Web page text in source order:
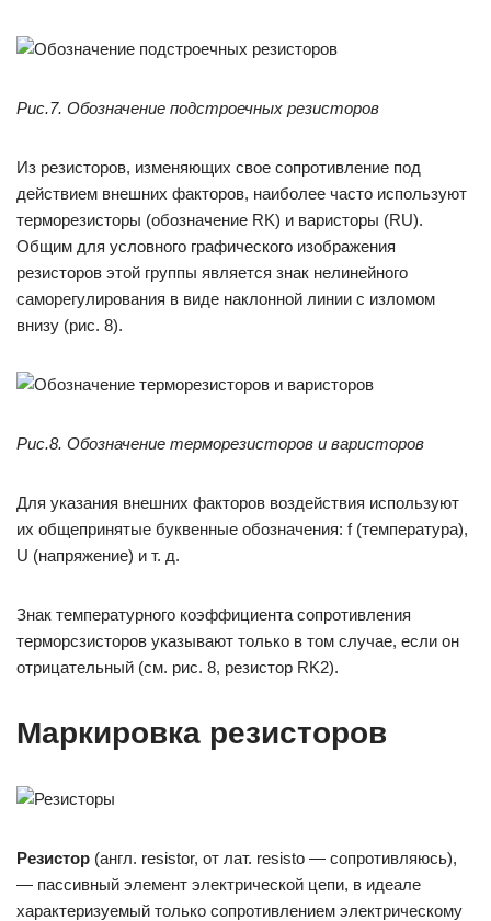
Рис.7. Обозначение подстроечных резисторов
Из резисторов, изменяющих свое сопротивление под
действием внешних факторов, наиболее часто используют
терморезисторы (обозначение RK) и варисторы (RU).
Общим для условного графического изображения
резисторов этой группы является знак нелинейного
саморегулирования в виде наклонной линии с изломом
внизу (рис. 8).
Рис.8. Обозначение терморезисторов и варисторов
Для указания внешних факторов воздействия используют
их общепринятые буквенные обозначения: f (температура),
U (напряжение) и т. д.
Знак температурного коэффициента сопротивления
терморсзисторов указывают только в том случае, если он
отрицательный (см. рис. 8, резистор RK2).
Маркировка резисторов
Резистор (англ. resistor, от лат. resisto — сопротивляюсь),
— пассивный элемент электрической цепи, в идеале
характеризуемый только сопротивлением электрическому